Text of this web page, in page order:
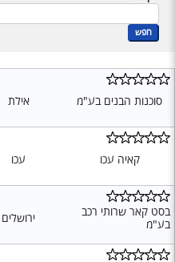
חפש
סוכנות הבנים בע"מ אילת
קאיה עכו עכו
בסט קאר שרותי רכב
בע"מ
ירושלים